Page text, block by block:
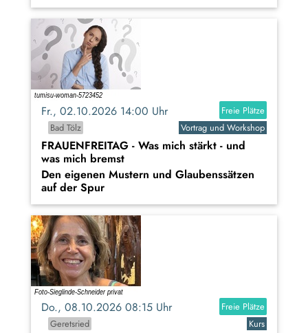
Fr., 02.10.2026 14:00 Uhr
Freie Plätze
Bad Tölz
Vortrag und Workshop
FRAUENFREITAG - Was mich stärkt - und
was mich bremst
Den eigenen Mustern und Glaubenssätzen
auf der Spur
Do., 08.10.2026 08:15 Uhr
Freie Plätze
Geretsried
Kurs